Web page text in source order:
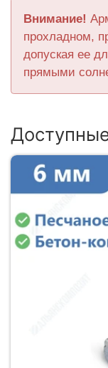
Внимание!
прохладном,
допуская ее
прямыми